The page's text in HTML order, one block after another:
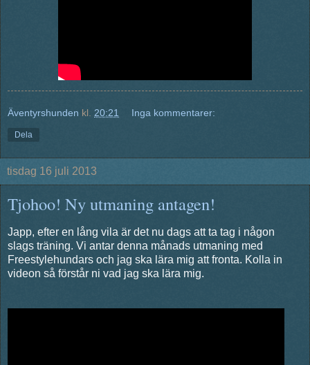
Äventyrshunden kl. 20:21 Inga kommentarer:
Dela
tisdag 16 juli 2013
Tjohoo! Ny utmaning antagen!
Japp, efter en lång vila är det nu dags att ta tag i någon
slags träning. Vi antar denna månads utmaning med
Freestylehundars och jag ska lära mig att fronta. Kolla in
videon så förstår ni vad jag ska lära mig.